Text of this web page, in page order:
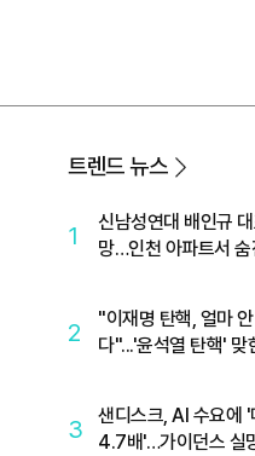
트렌드 뉴스
1
신남성연대 배인규
망…인천 아파트서 숨
2
"이재명 탄핵, 얼마
다"...'윤석열 탄핵' 맞
3
샌디스크, AI 수요에 '
4.7배'…가이던스 실